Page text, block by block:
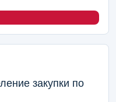
закупки по